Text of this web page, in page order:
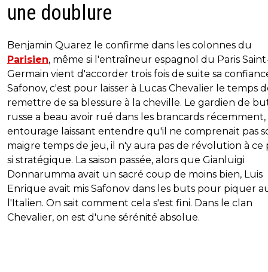
une doublure
Benjamin Quarez le confirme dans les colonnes du
Parisien, même si l'entraîneur espagnol du Paris
Germain vient d'accorder trois fois de suite sa
Safonov, c'est pour laisser à Lucas Chevalier le temps
remettre de sa blessure à la cheville. Le gardien de
russe a beau avoir rué dans les brancards récemment,
entourage laissant entendre qu'il ne comprenait pas
maigre temps de jeu, il n'y aura pas de révolution à ce
si stratégique. La saison passée, alors que Gianluigi
Donnarumma avait un sacré coup de moins bien, Luis
Enrique avait mis Safonov dans les buts pour piquer
l'Italien. On sait comment cela s'est fini. Dans le clan
Chevalier, on est d'une sérénité absolue.